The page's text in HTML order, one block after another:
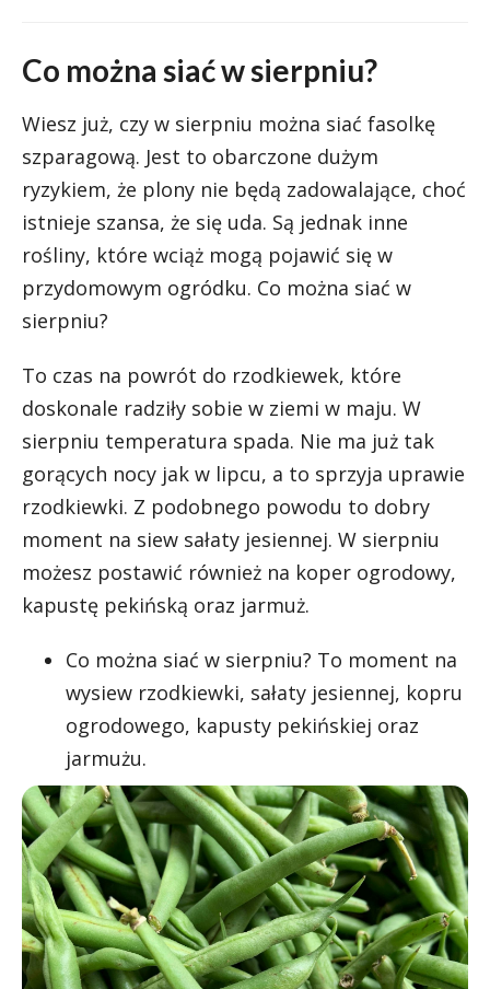
Co można siać w sierpniu?
Wiesz już, czy w sierpniu można siać fasolkę
szparagową. Jest to obarczone dużym
ryzykiem, że plony nie będą zadowalające, choć
istnieje szansa, że się uda. Są jednak inne
rośliny, które wciąż mogą pojawić się w
przydomowym ogródku. Co można siać w
sierpniu?
To czas na powrót do rzodkiewek, które
doskonale radziły sobie w ziemi w maju. W
sierpniu temperatura spada. Nie ma już tak
gorących nocy jak w lipcu, a to sprzyja uprawie
rzodkiewki. Z podobnego powodu to dobry
moment na siew sałaty jesiennej. W sierpniu
możesz postawić również na koper ogrodowy,
kapustę pekińską oraz jarmuż.
Co można siać w sierpniu? To moment na
wysiew rzodkiewki, sałaty jesiennej, kopru
ogrodowego, kapusty pekińskiej oraz
jarmużu.